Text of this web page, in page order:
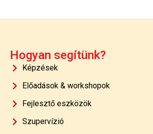
Hogyan segítünk?
Képzések
Előadások & workshopok
Fejlesztő eszközök
Szupervízió